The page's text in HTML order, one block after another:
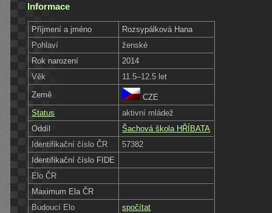
Informace
Příjmení a jméno
Rozsypálková Hana
Pohlaví
ženské
Rok narození
2014
Věk
11.5–12.5 let
Země
CZE
Status
aktivní mládež
Oddíl
Šachová škola HŘÍBATA
Identifikační číslo ČR
57382
Identifikační číslo FIDE
Elo ČR
Maximum Ela ČR
Budoucí Elo
spočítat